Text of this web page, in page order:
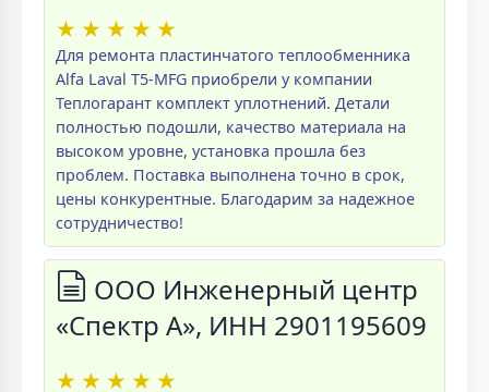
★ ★ ★ ★ ★
Для ремонта пластинчатого теплообменника
Alfa Laval T5-MFG приобрели у компании
Теплогарант комплект уплотнений. Детали
полностью подошли, качество материала на
высоком уровне, установка прошла без
проблем. Поставка выполнена точно в срок,
цены конкурентные. Благодарим за надежное
сотрудничество!
ООО Инженерный центр
«Спектр А», ИНН 2901195609
★ ★ ★ ★ ★